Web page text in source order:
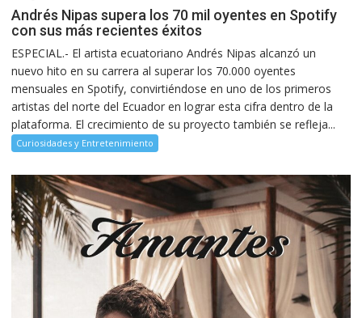
Andrés Nipas supera los 70 mil oyentes en Spotify
con sus más recientes éxitos
ESPECIAL.- El artista ecuatoriano Andrés Nipas alcanzó un
nuevo hito en su carrera al superar los 70.000 oyentes
mensuales en Spotify, convirtiéndose en uno de los primeros
artistas del norte del Ecuador en lograr esta cifra dentro de la
plataforma. El crecimiento de su proyecto también se refleja...
Curiosidades y Entretenimiento